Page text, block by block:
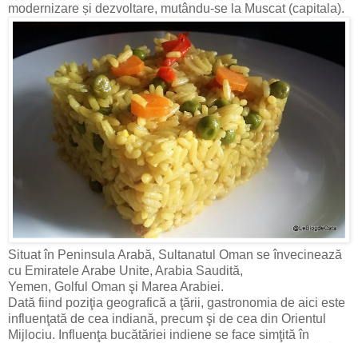
modernizare și dezvoltare, mutându-se la Muscat (capitala).
Situat în Peninsula Arabă, Sultanatul Oman se învecinează
cu Emiratele Arabe Unite, Arabia Saudită,
Yemen, Golful Oman şi Marea Arabiei.
Dată fiind poziţia geografică a ţării, gastronomia de aici este
influenţată de cea indiană, precum şi de cea din Orientul
Mijlociu. Influenţa bucătăriei indiene se face simţită în